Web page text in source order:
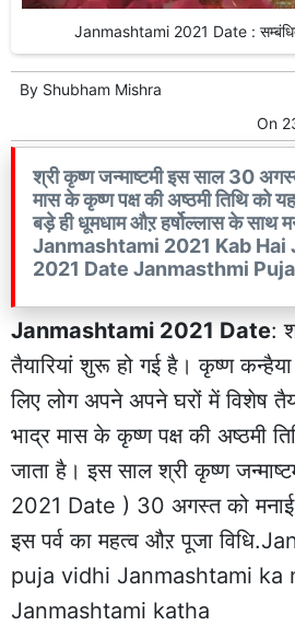
Janmashtami 2021 Date :
By Shubham Mishra
On
श्री कृष्ण जन्माष्टमी इस साल 30
मास के कृष्ण पक्ष की अष्ठमी तिथि को
बड़े ही धूमधाम औऱ हर्षोल्लास के साथ
Janmashtami 2021 Kab Hai
2021 Date Janmasthmi
Janmashtami 2021 Date:
तैयारियां शुरू हो गई है। कृष्ण
लिए लोग अपने अपने घरों में विशेष
भाद्र मास के कृष्ण पक्ष की अष्ठमी
जाता है। इस साल श्री कृष्ण
2021 Date ) 30 अगस्त को
इस पर्व का महत्व औऱ पूजा
puja vidhi Janmashtami ka
Janmashtami katha